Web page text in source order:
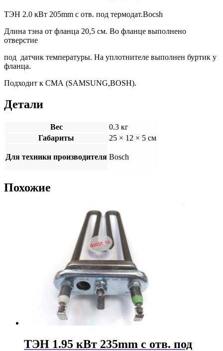
ТЭН 2.0 кВт 205mm с отв. под термодат.Bocsh
Длина тэна от фланца 20,5 см. Во фланце выполнено
отверстие
под датчик температуры. На уплотнителе выполнен буртик у
фланца.
Подходит к СМА (SAMSUNG,BOSH).
Детали
Вес
0.3 кг
Габариты
25 × 12 × 5 см
Для техники производителя Bosch
Похожие
ТЭН 1.95 кВт 235mm с отв. под